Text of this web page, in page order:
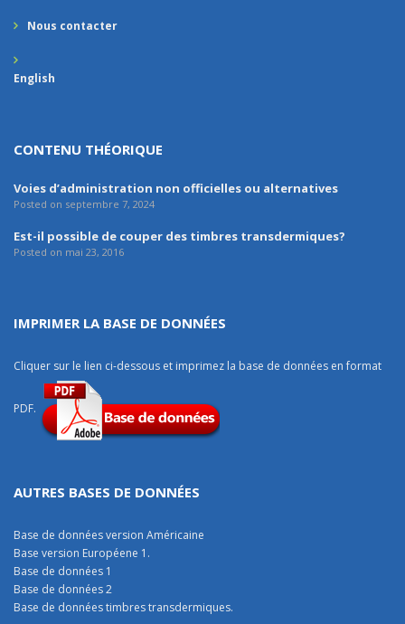
Nous contacter
English
CONTENU THÉORIQUE
Voies d’administration non officielles ou alternatives
Posted on septembre 7, 2024
Est-il possible de couper des timbres transdermiques?
Posted on mai 23, 2016
IMPRIMER LA BASE DE DONNÉES
Cliquer sur le lien ci-dessous et imprimez la base de données en format
PDF.
AUTRES BASES DE DONNÉES
Base de données version Américaine
Base version Européene 1.
Base de données 1
Base de données 2
Base de données timbres transdermiques.